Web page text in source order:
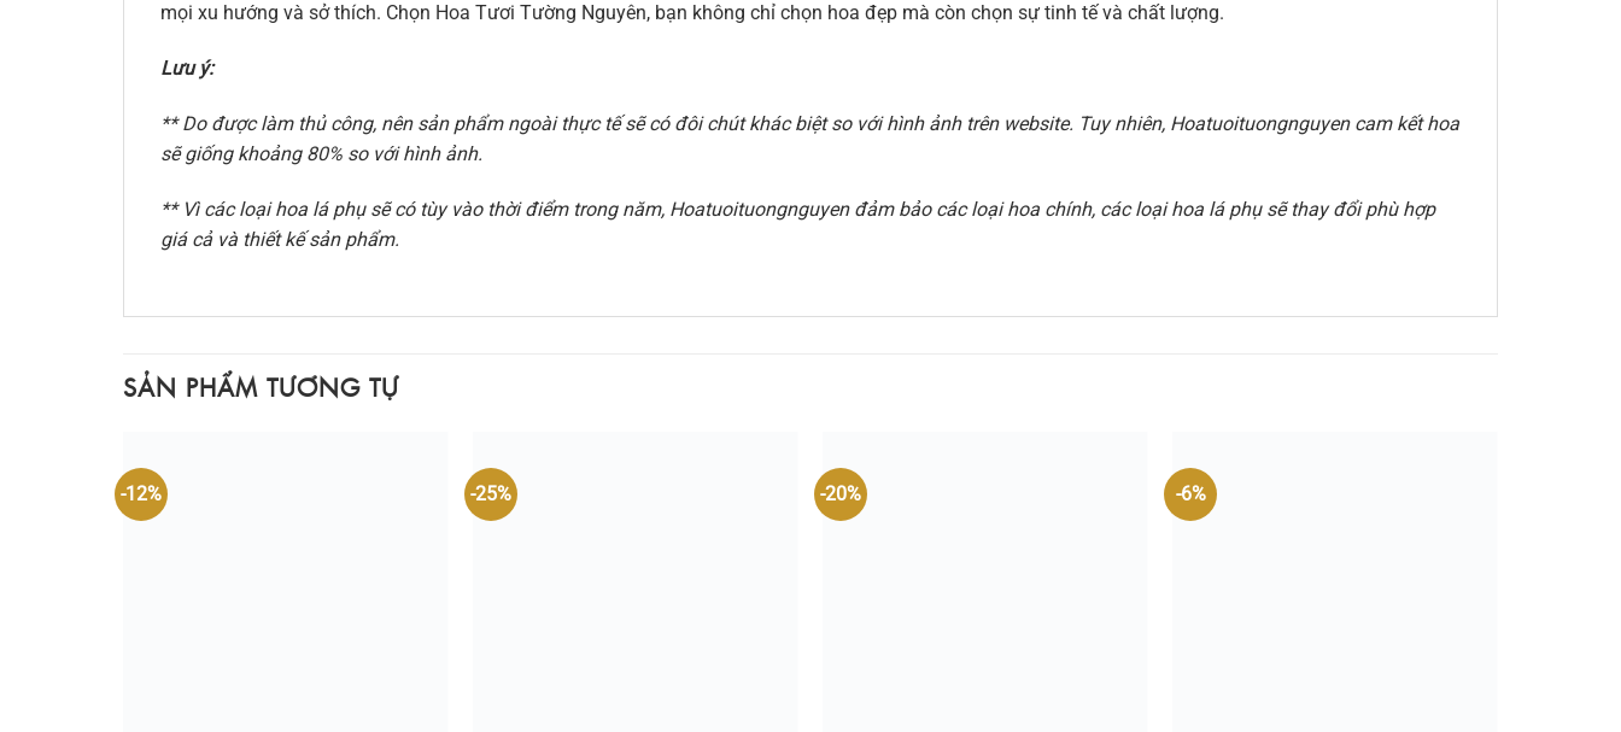
mọi xu hướng và sở thích. Chọn Hoa Tươi Tường Nguyên, bạn không chỉ chọn hoa đẹp mà còn chọn sự tinh tế và chất lượng.
Lưu ý:
** Do được làm thủ công, nên sản phẩm ngoài thực tế sẽ có đôi chút khác biệt so với hình ảnh trên website. Tuy nhiên, Hoatuoituongnguyen cam kết hoa
sẽ giống khoảng 80% so với hình ảnh.
** Vì các loại hoa lá phụ sẽ có tùy vào thời điểm trong năm, Hoatuoituongnguyen đảm bảo các loại hoa chính, các loại hoa lá phụ sẽ thay đổi phù hợp
giá cả và thiết kế sản phẩm.
SẢN PHẨM TƯƠNG TỰ
-12% -25% -20% -6%